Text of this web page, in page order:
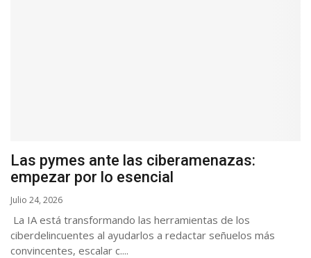
Las pymes ante las ciberamenazas:
empezar por lo esencial
Julio 24, 2026
La IA está transformando las herramientas de los
ciberdelincuentes al ayudarlos a redactar señuelos más
convincentes, escalar c....